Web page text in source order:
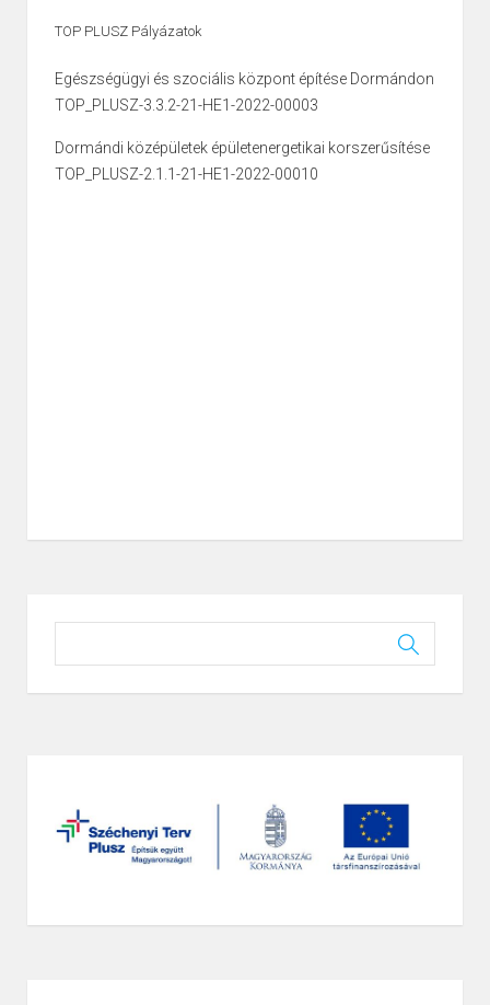
TOP PLUSZ Pályázatok
Egészségügyi és szociális központ építése Dormándon
TOP_PLUSZ-3.3.2-21-HE1-2022-00003
Dormándi középületek épületenergetikai korszerűsítése
TOP_PLUSZ-2.1.1-21-HE1-2022-00010